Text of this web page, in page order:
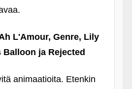
L'Amour, Genre, Lily
ja Rejected
animaatioita. Etenkin